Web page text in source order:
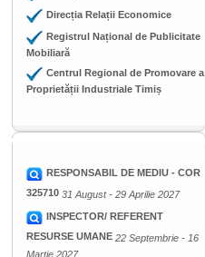
Direcția Relații Economice
Registrul Național de Publicitate
Mobiliară
Centrul Regional de Promovare a
Proprietății Industriale Timiș
RESPONSABIL DE MEDIU - COR
325710 31 August - 29 Aprilie 2027
INSPECTOR/ REFERENT
RESURSE UMANE 22 Septembrie - 16